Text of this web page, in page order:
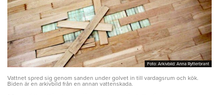
Foto: Arkivbild: Anna Rytterbrant
Foto: Arkivbild: Anna Rytterbrant
Vattnet spred sig genom sanden under golvet in till vardagsrum och kök.
Biden är en arkivbild från en annan vattenskada.